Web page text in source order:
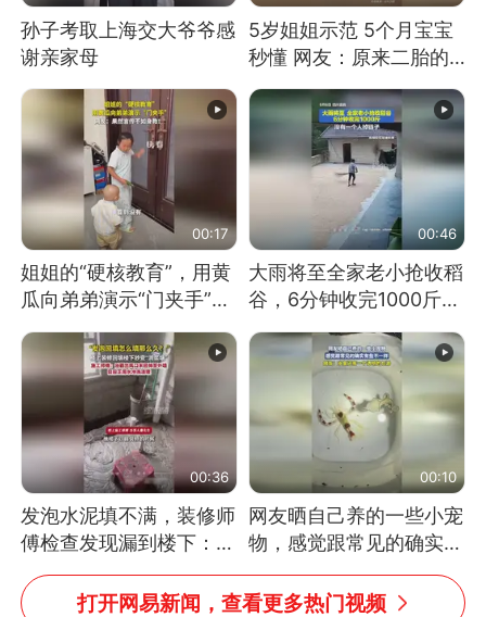
孙子考取上海交大爷爷感
谢亲家母
5岁姐姐示范 5个月宝宝
秒懂 网友：原来二胎的
快乐长这样
00:17
姐姐的“硬核教育”，用黄
瓜向弟弟演示“门夹手”，
网友：果然言传不如身
教！
00:46
大雨将至全家老小抢收稻
谷，6分钟收完1000斤，
没有一个人掉链子
00:36
发泡水泥填不满，装修师
傅检查发现漏到楼下：出
风口未延伸到外墙
00:10
网友晒自己养的一些小宠
物，感觉跟常见的确实有
些不一样
打开网易新闻，查看更多热门视频